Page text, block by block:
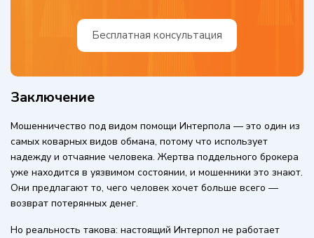
Бесплатная консультация
Заключение
Мошенничество под видом помощи Интерпола — это один из
самых коварных видов обмана, потому что использует
надежду и отчаяние человека. Жертва поддельного брокера
уже находится в уязвимом состоянии, и мошенники это знают.
Они предлагают то, чего человек хочет больше всего —
возврат потерянных денег.
Но реальность такова: настоящий Интерпол не работает